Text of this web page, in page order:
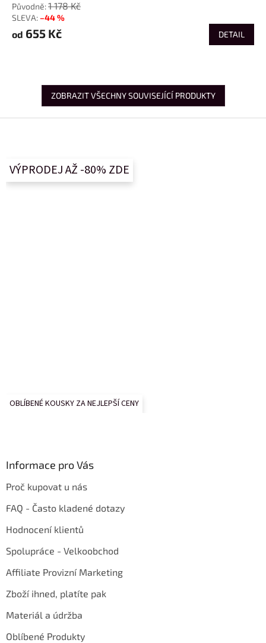
1 178 Kč
–44 %
od 655 Kč DETAIL
ZOBRAZIT VŠECHNY SOUVISEJÍCÍ PRODUKTY
VÝPRODEJ AŽ -80% ZDE
OBLÍBENÉ KOUSKY ZA NEJLEPŠÍ CENY
Informace pro Vás
Proč kupovat u nás
FAQ - Často kladené dotazy
Hodnocení klientů
Spolupráce - Velkoobchod
Affiliate Provizní Marketing
Zboží ihned, platíte pak
Materiál a údržba
Oblíbené Produkty